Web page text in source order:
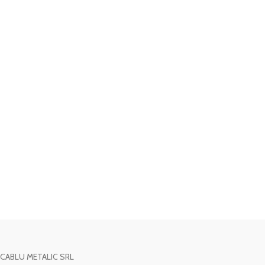
CABLU METALIC SRL